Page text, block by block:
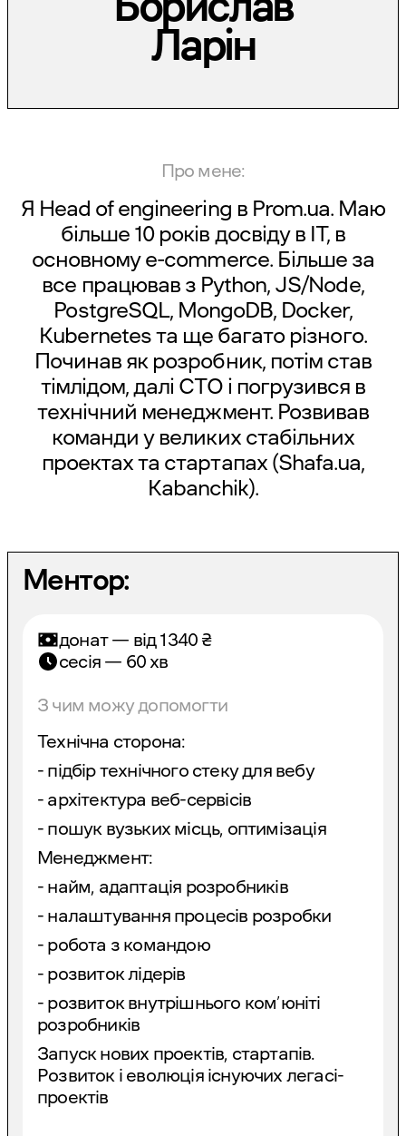
Ларін
Про мене:
Я Head of engineering в Prom.ua. Маю
більше 10 років досвіду в IT, в
основному e-commerce. Більше за
все працював з Python, JS/Node,
PostgreSQL, MongoDB, Docker,
Kubernetes та ще багато різного.
Починав як розробник, потім став
тімлідом, далі CTO і погрузився в
технічний менеджмент. Розвивав
команди у великих стабільних
проектах та стартапах (Shafa.ua,
Kabanchik).
Ментор:
донат — від 1340 ₴
сесія — 60 хв
З чим можу допомогти
Технічна сторона:
- підбір технічного стеку для вебу
- архітектура веб-сервісів
- пошук вузьких місць, оптимізація
Менеджмент:
- найм, адаптація розробників
- налаштування процесів розробки
- робота з командою
- розвиток лідерів
- розвиток внутрішнього ком’юніті
розробників
Запуск нових проектів, стартапів.
Розвиток і еволюція існуючих легасі-
проектів